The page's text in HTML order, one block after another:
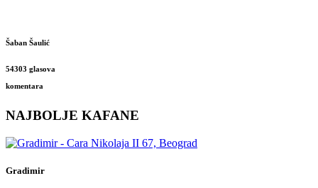
Šaban Šaulić
54303 glasova
komentara
NAJBOLJE KAFANE
Gradimir